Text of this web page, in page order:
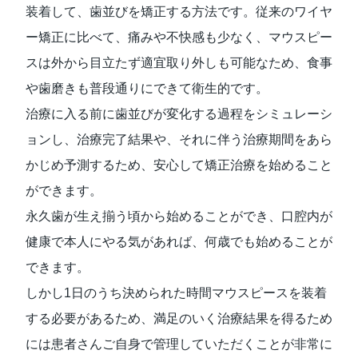
装着して、⻭並びを矯正する⽅法です。従来のワイヤ
ー矯正に⽐べて、痛みや不快感も少なく、マウスピー
スは外から⽬⽴たず適宜取り外しも可能なため、⾷事
や⻭磨きも普段通りにできて衛⽣的です。
治療に⼊る前に⻭並びが変化する過程をシミュレーシ
ョンし、治療完了結果や、それに伴う治療期間をあら
かじめ予測するため、安⼼して矯正治療を始めること
ができます。
永久⻭が⽣え揃う頃から始めることができ、⼝腔内が
健康で本⼈にやる気があれば、何歳でも始めることが
できます。
しかし1⽇のうち決められた時間マウスピースを装着
する必要があるため、満⾜のいく治療結果を得るため
には患者さんご⾃⾝で管理していただくことが⾮常に